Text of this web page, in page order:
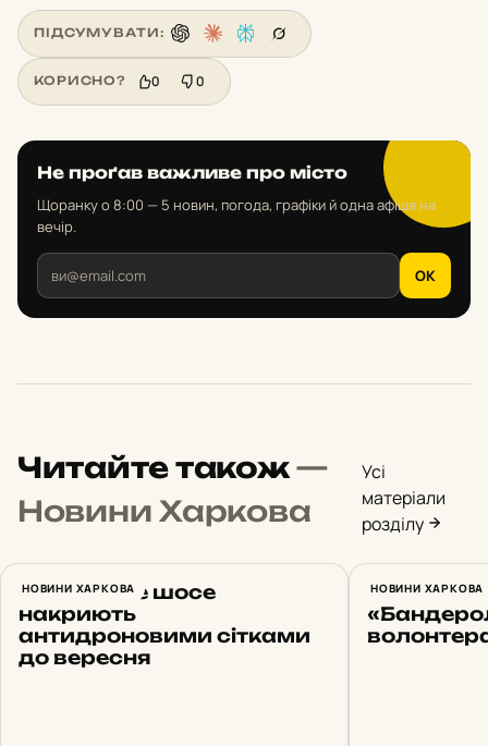
ПІДСУМУВАТИ:
КОРИСНО? 0 0
Не проґав важливе про місто
Щоранку о 8:00 — 5 новин, погода, графіки й одна афіша на
вечір.
OK
Читайте також—
Новини Харкова
Усі
матеріали
розділу
НОВИНИ ХАРКОВА
Харківське шосе
накриють
антидроновими сітками
до вересня
НОВИНИ ХАРКОВА
Харків 5